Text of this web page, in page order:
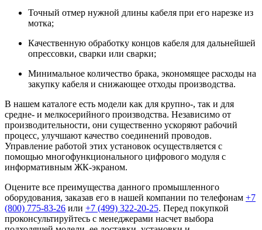
Точный отмер нужной длины кабеля при его нарезке из
мотка;
Качественную обработку концов кабеля для дальнейшей
опрессовки, сварки или сварки;
Минимальное количество брака, экономящее расходы на
закупку кабеля и снижающее отходы производства.
В нашем каталоге есть модели как для крупно-, так и для
средне- и мелкосерийного производства. Независимо от
производительности, они существенно ускоряют рабочий
процесс, улучшают качество соединений проводов.
Управление работой этих установок осуществляется с
помощью многофункционального цифрового модуля с
информативным ЖК-экраном.
Оцените все преимущества данного промышленного
оборудования, заказав его в нашей компании по телефонам +7
(800) 775-83-26 или +7 (499) 322-20-25. Перед покупкой
проконсультируйтесь с менеджерами насчет выбора